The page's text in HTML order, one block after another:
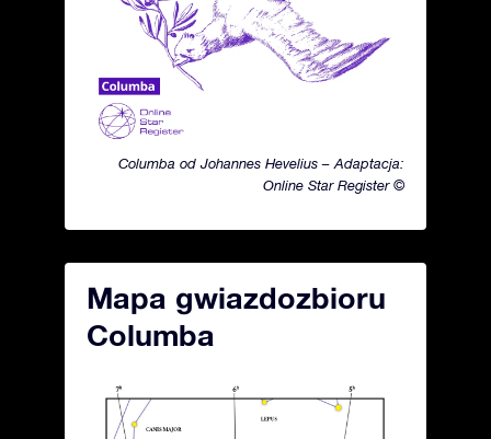
Columba od Johannes Hevelius – Adaptacja:
Online Star Register ©
Mapa gwiazdozbioru
Columba